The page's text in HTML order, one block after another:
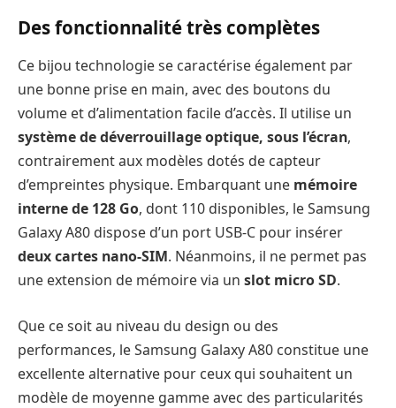
Des fonctionnalité très complètes
Ce bijou technologie se caractérise également par
une bonne prise en main, avec des boutons du
volume et d’alimentation facile d’accès. Il utilise un
système de déverrouillage optique, sous l’écran,
contrairement aux modèles dotés de capteur
d’empreintes physique. Embarquant une mémoire
interne de 128 Go, dont 110 disponibles, le Samsung
Galaxy A80 dispose d’un port USB-C pour insérer
deux cartes nano-SIM. Néanmoins, il ne permet pas
une extension de mémoire via un slot micro SD.
Que ce soit au niveau du design ou des
performances, le Samsung Galaxy A80 constitue une
excellente alternative pour ceux qui souhaitent un
modèle de moyenne gamme avec des particularités